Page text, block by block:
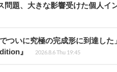
問題、大きな影響受けた個人イ
ついに究極の完成形に到達し
』
2026.8.6 Thu 19:45